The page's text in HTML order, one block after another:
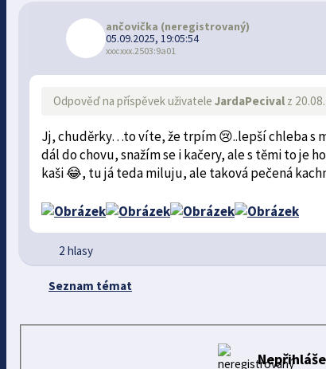
ančovička (neregistrovaný)
05.09.2025, 19:05:54
xxx:xxx.2503:9a01
Odpověď na příspěvek uživateleJardaPecival z
Jj, chuděrky…to víte, že trpím 😢..lepší chleba s
dál do chovu, snažím se i kačery, ale s těmi to je
kaši 😂, tu já teda miluju, ale taková pečená
2 hlasy
Seznam témat